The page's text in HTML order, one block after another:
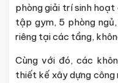
phòng giải trí sinh
tập gym, 5 phòng
riêng tại các tầng,
Cùng với đó, các
thiết kế xây dựng công